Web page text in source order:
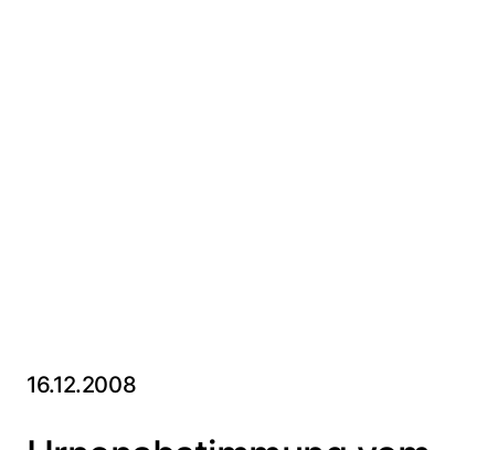
16.12.2008